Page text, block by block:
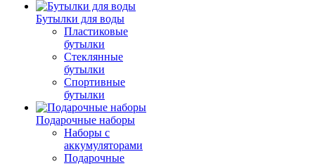
Бутылки для воды
Пластиковые
бутылки
Стеклянные
бутылки
Спортивные
бутылки
Подарочные наборы
Наборы с
аккумуляторами
Подарочные